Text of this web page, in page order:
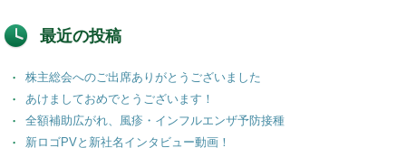
最近の投稿
株主総会へのご出席ありがとうございました
あけましておめでとうございます！
全額補助広がれ、風疹・インフルエンザ予防接種
新ロゴPVと新社名インタビュー動画！